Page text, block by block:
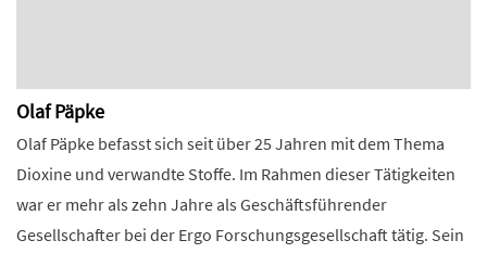
Olaf Päpke
Olaf Päpke befasst sich seit über 25 Jahren mit dem Thema
Dioxine und verwandte Stoffe. Im Rahmen dieser Tätigkeiten
war er mehr als zehn Jahre als Geschäftsführender
Gesellschafter bei der Ergo Forschungsgesellschaft tätig. Sein